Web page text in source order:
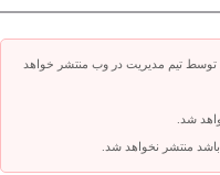
توسط تیم مدیریت در وب منتشر خواهد
شد.
منتشر نخواهد شد.